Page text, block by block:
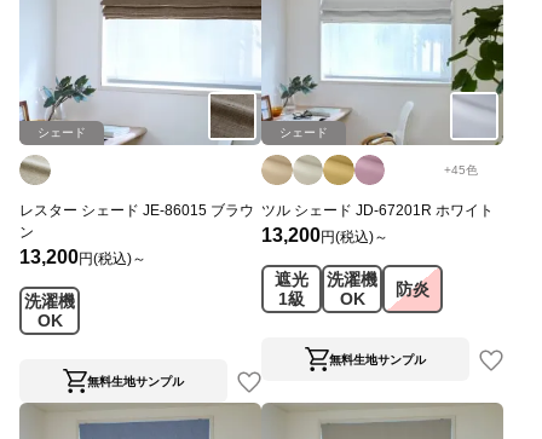
シェード
レスター シェード JE-86015 ブラウ
ン
13,200円(税込)～
洗濯機
OK
無料生地サンプル
シェード
+45色
ツル シェード JD-67201R ホワイト
13,200円(税込)～
遮光
1級
洗濯機
OK
防炎
無料生地サンプル